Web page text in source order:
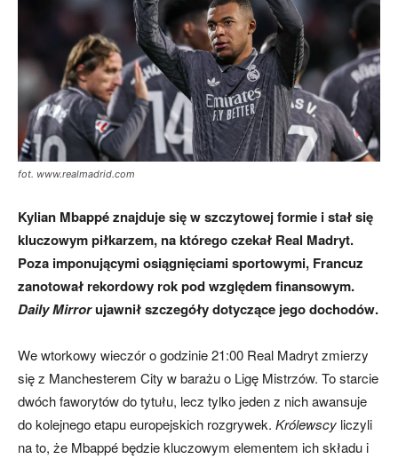
fot. www.realmadrid.com
Kylian Mbappé znajduje się w szczytowej formie i stał się
kluczowym piłkarzem, na którego czekał Real Madryt.
Poza imponującymi osiągnięciami sportowymi, Francuz
zanotował rekordowy rok pod względem finansowym.
Daily Mirrorujawnił szczegóły dotyczące jego dochodów.
We wtorkowy wieczór o godzinie 21:00 Real Madryt zmierzy
się z Manchesterem City w barażu o Ligę Mistrzów. To starcie
dwóch faworytów do tytułu, lecz tylko jeden z nich awansuje
do kolejnego etapu europejskich rozgrywek. Królewscy liczyli
na to, że Mbappé będzie kluczowym elementem ich składu i